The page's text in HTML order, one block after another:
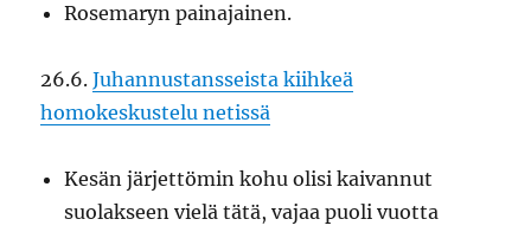
Rosemaryn painajainen.
26.6.Juhannustansseista kiihkeä
homokeskustelu netissä
Kesän järjettömin kohu olisi kaivannut
suolakseen vielä tätä, vajaa puoli vuotta